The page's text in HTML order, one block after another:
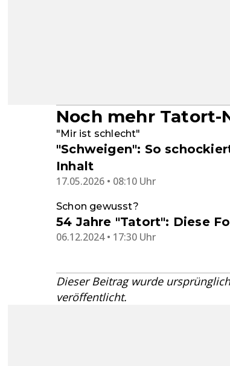
Noch mehr Tatort-
"Mir ist schlecht"
"Schweigen": So
Inhalt
17.05.2026 • 08:10 Uhr
Schon gewusst?
54 Jahre "Tatort": Diese
06.12.2024 • 17:30 Uhr
Dieser Beitrag wurde
veröffentlicht.